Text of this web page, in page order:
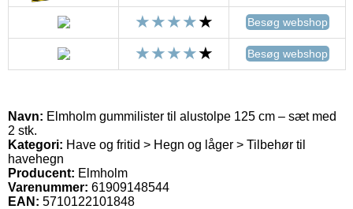
Besøg webshop
Besøg webshop
Navn: Elmholm gummilister til alustolpe 125 cm – sæt med
2 stk.
Kategori: Have og fritid > Hegn og låger > Tilbehør til
havehegn
Producent: Elmholm
Varenummer: 61909148544
EAN: 5710122101848